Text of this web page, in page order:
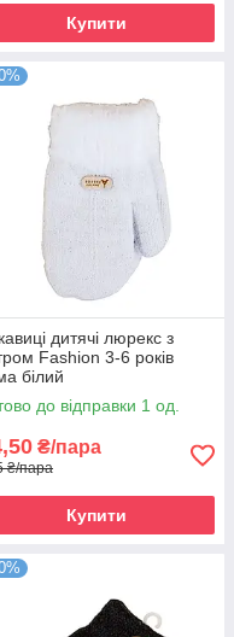
Купити
дитячі люрекс з
Fashion 3-6 років
білий
до відправки 1 од.
₴/пара
₴/пара
Купити